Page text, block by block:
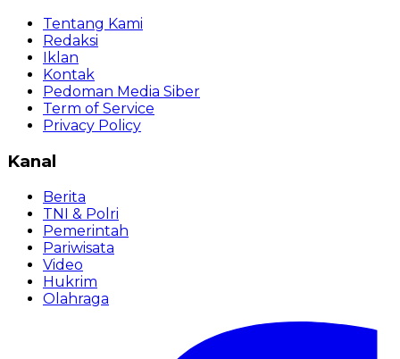
Tentang Kami
Redaksi
Iklan
Kontak
Pedoman Media Siber
Term of Service
Privacy Policy
Kanal
Berita
TNI & Polri
Pemerintah
Pariwisata
Video
Hukrim
Olahraga